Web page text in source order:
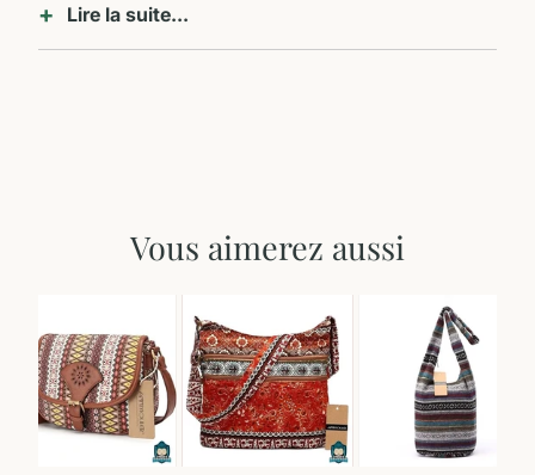
Lire la suite...
Vous aimerez aussi